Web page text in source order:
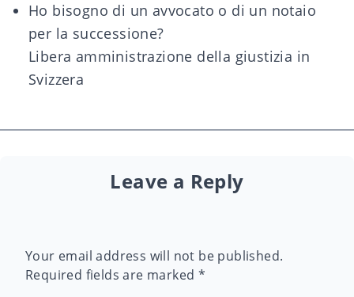
Ho bisogno di un avvocato o di un notaio
per la successione?
Libera amministrazione della giustizia in
Svizzera
Leave a Reply
Your email address will not be published.
Required fields are marked *